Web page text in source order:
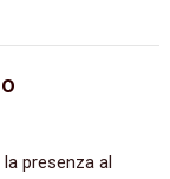
la presenza al